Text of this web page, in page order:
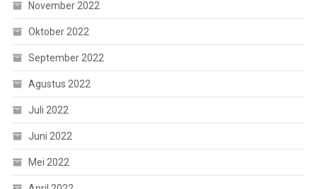
November 2022
Oktober 2022
September 2022
Agustus 2022
Juli 2022
Juni 2022
Mei 2022